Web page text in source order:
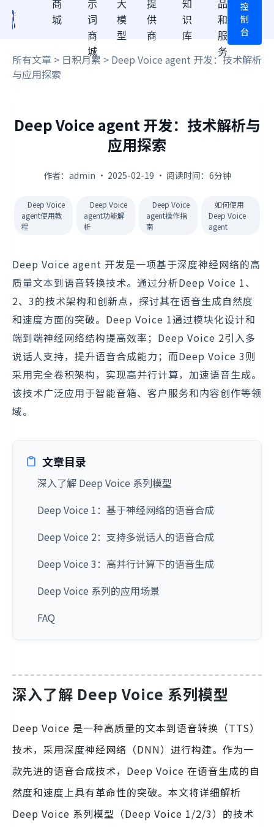
商
城
示
词
商
城
大
模
型
提
供
商
知
识
库
品
和
服
务
控
制
台
所有文章 > 日积月累 > Deep Voice agent 开发：技术解析
与应用探索
Deep Voice agent 开发：技术解析与
应用探索
作者：admin · 2025-02-19 · 阅读时间：6分钟
Deep Voice
agent使用教
程
Deep Voice
agent功能解
析
Deep Voice
agent操作指
南
如何使用
Deep Voice
agent
Deep Voice agent 开发是一项基于深度神经网络的高
质量文本到语音转换技术。通过分析Deep Voice 1、
2、3的技术架构和创新点，探讨其在语音生成自然度
和速度方面的突破。Deep Voice 1通过模块化设计和
端到端神经网络结构提高效率；Deep Voice 2引入多
说话人支持，提升语音合成能力；而Deep Voice 3则
采用完全卷积架构，实现高并行计算，加速语音生成。
该技术广泛应用于智能音箱、客户服务和内容创作等领
域。
文章目录
深入了解 Deep Voice 系列模型
Deep Voice 1：基于神经网络的语音合成
Deep Voice 2：支持多说话人的语音合成
Deep Voice 3：高并行计算下的语音生成
Deep Voice 系列的应用场景
FAQ
深入了解 Deep Voice 系列模型
Deep Voice 是一种高质量的文本到语音转换（TTS）
技术，采用深度神经网络（DNN）进行构建。作为一
款先进的语音合成技术，Deep Voice 在语音生成的自
然度和速度上具有革命性的突破。本文将详细解析
Deep Voice 系列模型（Deep Voice 1/2/3）的技术